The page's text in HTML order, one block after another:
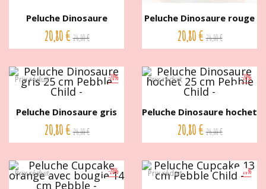
Peluche Dinosaure
hochet...
20,80 € 26,00 €
Peluche Dinosaure rouge
et...
20,80 € 26,00 €
-20%
Prix réduit
Peluche Dinosaure gris
25...
20,80 € 26,00 €
-20%
Prix réduit
Peluche Dinosaure hochet
25...
20,80 € 26,00 €
-20%
Prix réduit -20%
Prix réduit